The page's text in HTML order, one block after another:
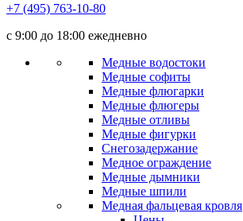
+7 (495) 763-10-80
с 9:00 до 18:00 ежедневно
Медные водостоки
Медные софиты
Медные флюгарки
Медные флюгеры
Медные отливы
Медные фигурки
Снегозадержание
Медное ограждение
Медные дымники
Медные шпили
Медная фальцевая кровля